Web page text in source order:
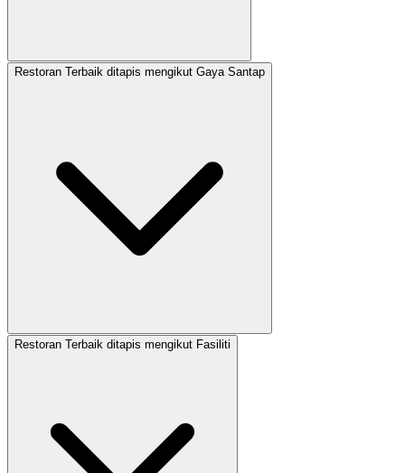
Restoran Terbaik ditapis mengikut Gaya Santap
Restoran Terbaik ditapis mengikut Fasiliti